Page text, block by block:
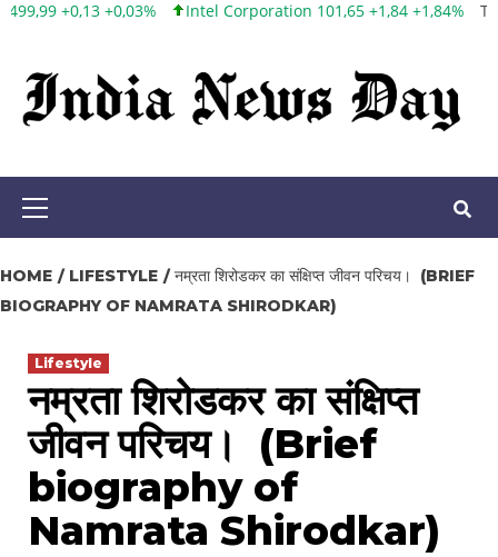
Skip
content
Intel Corporation 101,65 +1,84 +1,84% Twitter, Inc. 53,70 0,00
Primary
HOME LIFESTYLE
नम्रता शिरोडकर का संक्षिप्त जीवन परिचय। (BRIEF
BIOGRAPHY OF NAMRATA SHIRODKAR)
Lifestyle
नम्रता शिरोडकर का संक्षिप्त
जीवन परिचय। (Brief
biography of
Namrata Shirodkar)